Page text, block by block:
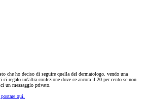
che ho deciso di seguire quella del dermatologo. vendo una
regalo un'altra confezione dove ce ancora il 20 per cento se non
un messaggio privato.
qui.